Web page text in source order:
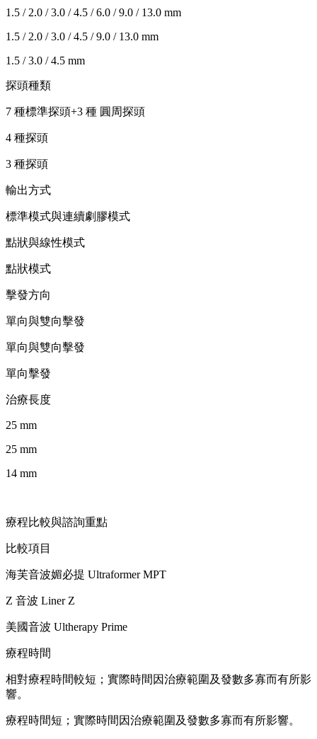
1.5 / 2.0 / 3.0 / 4.5 / 6.0 / 9.0 / 13.0 mm
1.5 / 2.0 / 3.0 / 4.5 / 9.0 / 13.0 mm
1.5 / 3.0 / 4.5 mm
探頭種類
7 種標準探頭+3 種 圓周探頭
4 種探頭
3 種探頭
輸出方式
標準模式與連續劇膠模式
點狀與線性模式
點狀模式
擊發方向
單向與雙向擊發
單向與雙向擊發
單向擊發
治療長度
25 mm
25 mm
14 mm
療程比較與諮詢重點
比較項目
海芙音波媚必提 Ultraformer MPT
Z 音波 Liner Z
美國音波 Ultherapy Prime
療程時間
相對療程時間較短；實際時間因治療範圍及發數多寡而有所影
響。
療程時間短；實際時間因治療範圍及發數多寡而有所影響。